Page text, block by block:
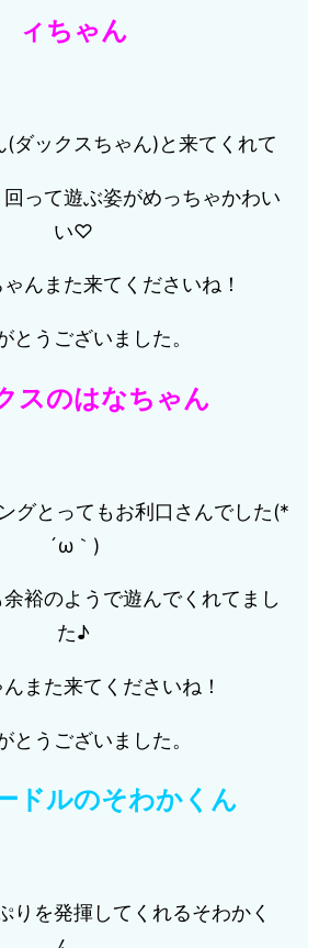
ィちゃん
(ダックスちゃん)と来てくれて
って遊ぶ姿がめっちゃかわい
い♡
んまた来てくださいね！
とうございました。
スのはなちゃん
グとってもお利口さんでした(*
´ω｀)
余裕のようで遊んでくれてまし
た♪
また来てくださいね！
とうございました。
ドルのそわかくん
りを発揮してくれるそわかく